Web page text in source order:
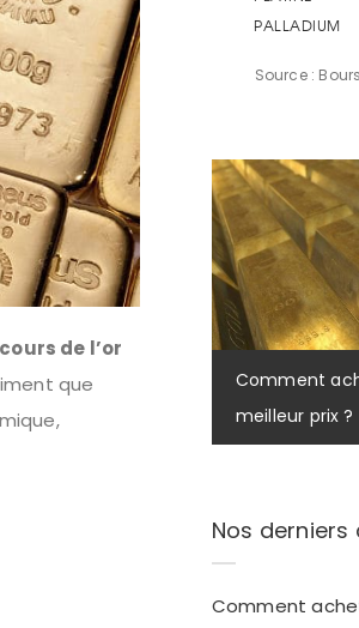
cours de l’or
que
Source :
Comment
meilleur prix ?
Nos derniers
Comment